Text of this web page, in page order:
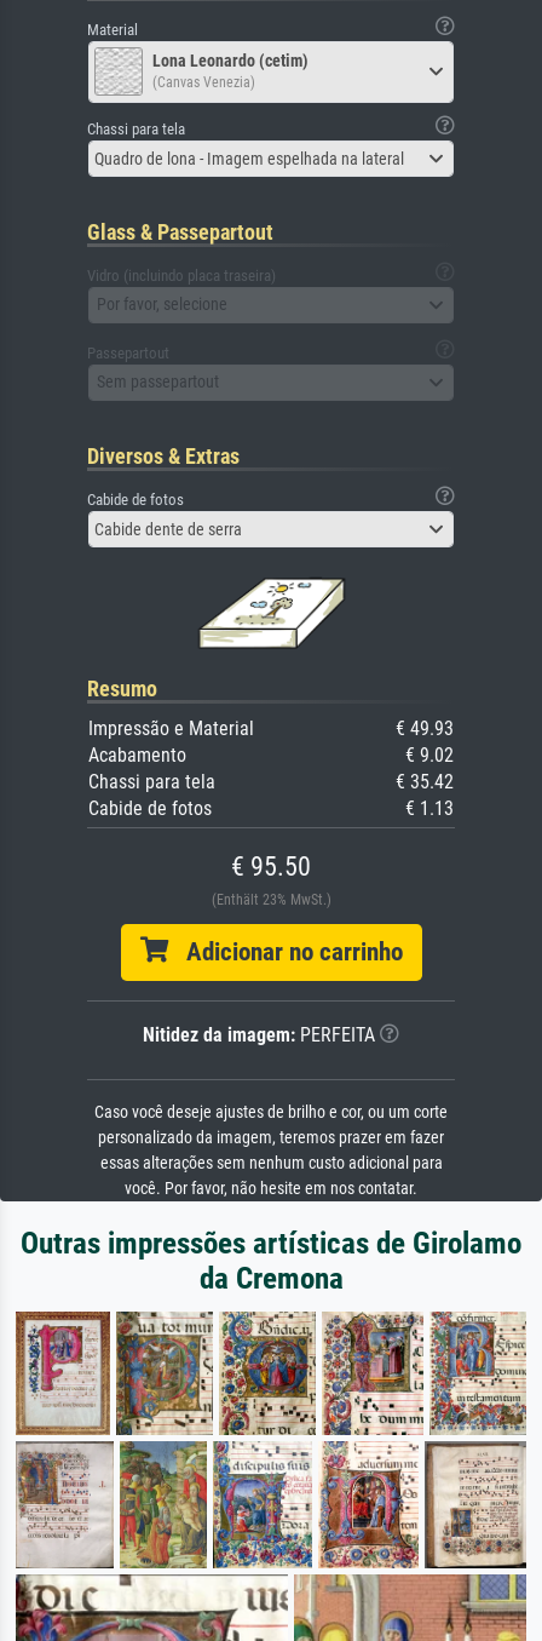
Material
Lona Leonardo (cetim)
(Canvas Venezia)
Chassi para tela
Quadro de lona - Imagem espelhada na lateral
Glass & Passepartout
Vidro (incluindo placa traseira)
Por favor, selecione
Passepartout
Sem passepartout
Diversos & Extras
Cabide de fotos
Cabide dente de serra
Resumo
Impressão e Material
€ 49.93
Acabamento
€ 9.02
Chassi para tela
€ 35.42
Cabide de fotos
€ 1.13
€ 95.50
(Enthält 23% MwSt.)
Adicionar no carrinho
Nitidez da imagem: PERFEITA
Caso você deseje ajustes de brilho e cor, ou um corte
personalizado da imagem, teremos prazer em fazer
essas alterações sem nenhum custo adicional para
você. Por favor, não hesite em nos contatar.
Outras impressões artísticas de Girolamo
da Cremona